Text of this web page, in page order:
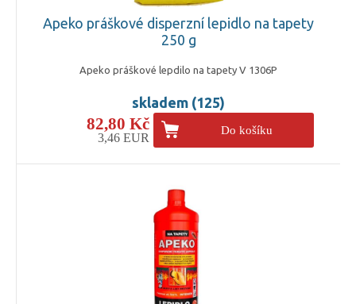
Apeko práškové disperzní lepidlo na tapety
250 g
Apeko práškové lepdilo na tapety V 1306P
skladem (125)
82,80 Kč
3,46 EUR
Do košíku